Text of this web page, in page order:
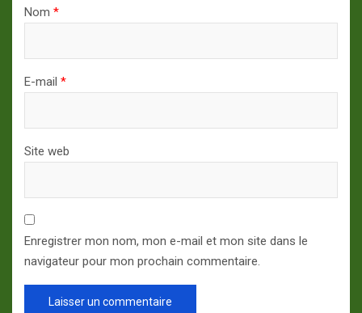
Nom *
E-mail *
Site web
Enregistrer mon nom, mon e-mail et mon site dans le
navigateur pour mon prochain commentaire.